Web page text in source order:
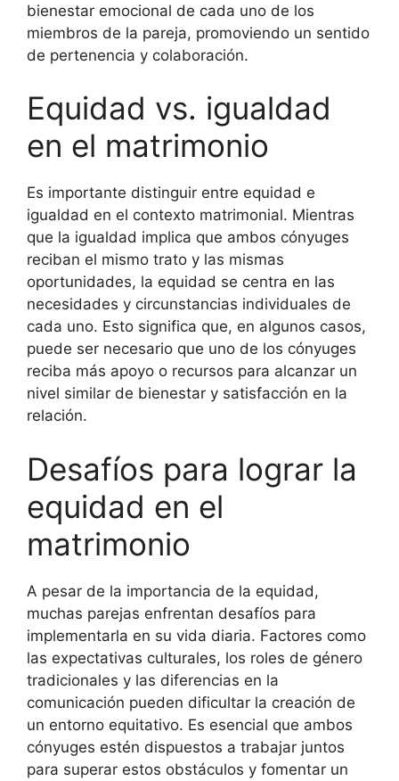
bienestar emocional de cada uno de los
miembros de la pareja, promoviendo un sentido
de pertenencia y colaboración.
Equidad vs. igualdad
en el matrimonio
Es importante distinguir entre equidad e
igualdad en el contexto matrimonial. Mientras
que la igualdad implica que ambos cónyuges
reciban el mismo trato y las mismas
oportunidades, la equidad se centra en las
necesidades y circunstancias individuales de
cada uno. Esto significa que, en algunos casos,
puede ser necesario que uno de los cónyuges
reciba más apoyo o recursos para alcanzar un
nivel similar de bienestar y satisfacción en la
relación.
Desafíos para lograr la
equidad en el
matrimonio
A pesar de la importancia de la equidad,
muchas parejas enfrentan desafíos para
implementarla en su vida diaria. Factores como
las expectativas culturales, los roles de género
tradicionales y las diferencias en la
comunicación pueden dificultar la creación de
un entorno equitativo. Es esencial que ambos
cónyuges estén dispuestos a trabajar juntos
para superar estos obstáculos y fomentar un